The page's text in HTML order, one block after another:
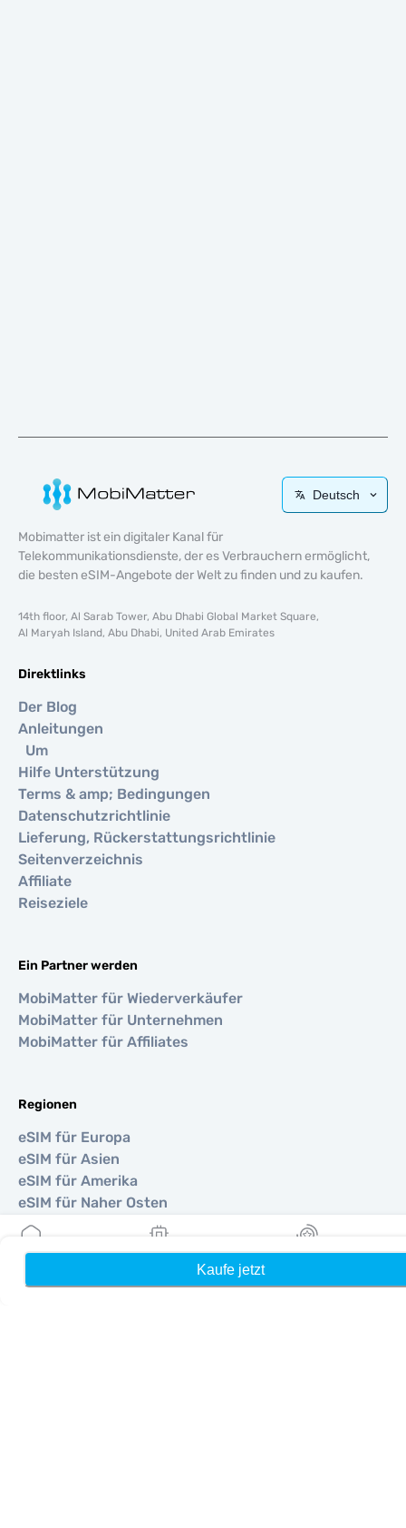
Kaufe jetzt
Deutsch
Mobimatter ist ein digitaler Kanal für
Telekommunikationsdienste, der es Verbrauchern ermöglicht,
die besten eSIM-Angebote der Welt zu finden und zu kaufen.
14th floor, Al Sarab Tower, Abu Dhabi Global Market Square,
Al Maryah Island, Abu Dhabi, United Arab Emirates
Direktlinks
Der Blog
Anleitungen
Um
Hilfe Unterstützung
Terms & amp; Bedingungen
Datenschutzrichtlinie
Lieferung, Rückerstattungsrichtlinie
Seitenverzeichnis
Affiliate
Reiseziele
Ein Partner werden
MobiMatter für Wiederverkäufer
MobiMatter für Unternehmen
MobiMatter für Affiliates
Regionen
eSIM für Europa
eSIM für Asien
eSIM für Amerika
eSIM für Naher Osten
eSIM für Ozeanien
Meine eSIMs